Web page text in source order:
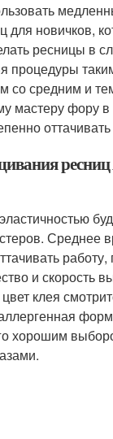
для новичков,
ресницы в
процедуры
со средним и
мастеру фору в
Среднее
и скорость
клея
хорошим